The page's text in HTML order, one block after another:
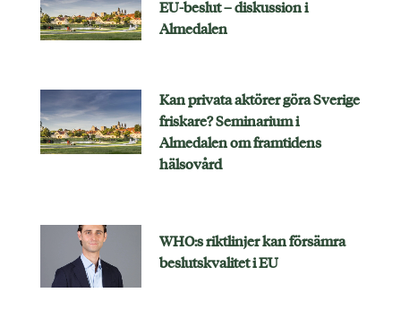
EU-beslut – diskussion i
Almedalen
Kan privata aktörer göra Sverige
friskare? Seminarium i
Almedalen om framtidens
hälsovård
WHO:s riktlinjer kan försämra
beslutskvalitet i EU